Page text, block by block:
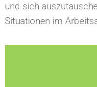
und sich
Situationen im